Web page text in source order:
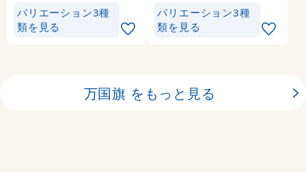
バリエーション3種
類を見る
バリエーション3種
類を見る
万国旗 をもっと見る